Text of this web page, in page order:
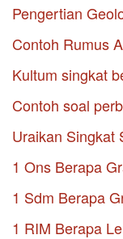
Pengertian
Contoh Rumus
Kultum singkat
Contoh soal
Uraikan Singkat
1 Ons Berapa
1 Sdm Berapa
1 RIM Berapa